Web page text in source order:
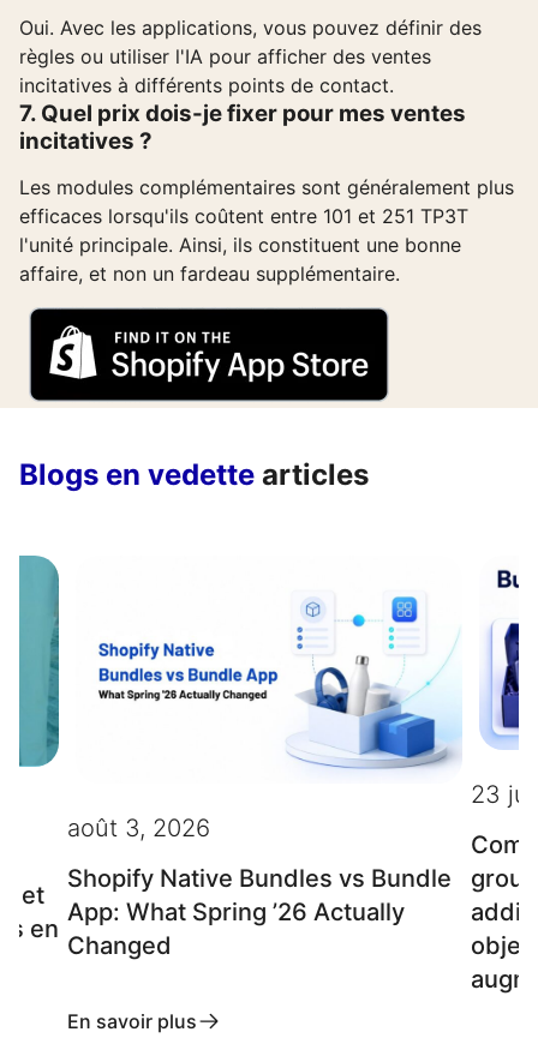
Oui. Avec les applications, vous pouvez définir des
règles ou utiliser l'IA pour afficher des ventes
incitatives à différents points de contact.
7. Quel prix dois-je fixer pour mes ventes
incitatives ?
Les modules complémentaires sont généralement plus
efficaces lorsqu'ils coûtent entre 101 et 251 TP3T
l'unité principale. Ainsi, ils constituent une bonne
affaire, et non un fardeau supplémentaire.
Blogs en vedette articles
et
en
août 3, 2026
Shopify Native Bundles vs Bundle
App: What Spring ’26 Actually
Changed
En savoir plus
23